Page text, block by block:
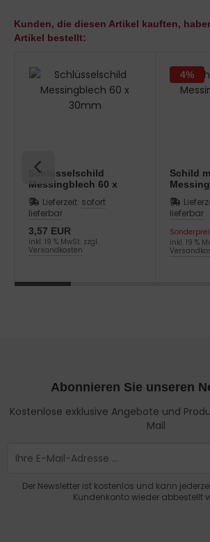
Kunden, die diesen Artikel kauften,
Artikel bestellt:
Schlüsselschild
Messingblech 60 x
30mm
Lieferzeit: sofort
lieferbar
3,57 EUR
inkl. 19 % MwSt. zzgl.
Versandkosten
Schild
40mm
lieferbar
4%
inkl. 19 %
Abonnieren Sie unseren
Kostenlose exklusive Angebote und
Mail
Der Newsletter ist kostenlos und kann
Kundenkonto wieder abbestellt